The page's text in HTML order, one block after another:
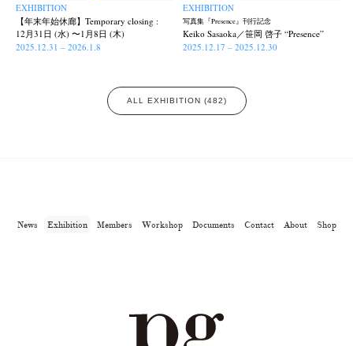
EXHIBITION
【年末年始休廊】Temporary closing :
12月31日 (水) 〜1月8日 (木)
2025.12.31 – 2026.1.8
EXHIBITION
写真集『Presence』刊行記念
Keiko Sasaoka／笹岡 啓子 “Presence”
2025.12.17 – 2025.12.30
ALL EXHIBITION (482)
News Exhibition Members Workshop Documents Contact About Shop